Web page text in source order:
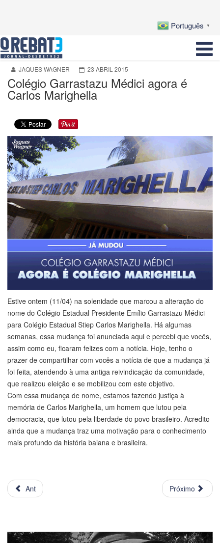
Português ▼
JAQUES WAGNER 23 ABRIL 2015
Colégio Garrastazu Médici agora é
Carlos Marighella
Estive ontem (11/04) na solenidade que marcou a alteração do
nome do Colégio Estadual Presidente Emílio Garrastazu Médici
para Colégio Estadual Stiep Carlos Marighella. Há algumas
semanas, essa mudança foi anunciada aqui e percebi que vocês,
assim como eu, ficaram felizes com a notícia. Hoje, tenho o
prazer de compartilhar com vocês a notícia de que a mudança já
foi feita, atendendo à uma antiga reivindicação da comunidade,
que realizou eleição e se mobilizou com este objetivo.
Com essa mudança de nome, estamos fazendo justiça à
memória de Carlos Marighella, um homem que lutou pela
democracia, que lutou pela liberdade do povo brasileiro. Acredito
ainda que a mudança traz uma motivação para o conhecimento
mais profundo da história baiana e brasileira.
Ant Próximo